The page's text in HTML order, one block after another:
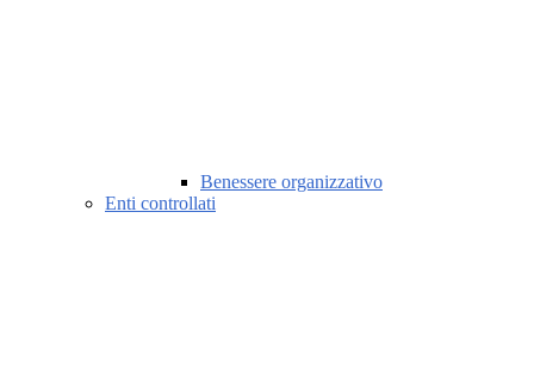
Benessere organizzativo
Enti controllati